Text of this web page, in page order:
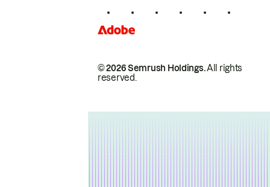
© 2026 Semrush Holdings.All rights
reserved.